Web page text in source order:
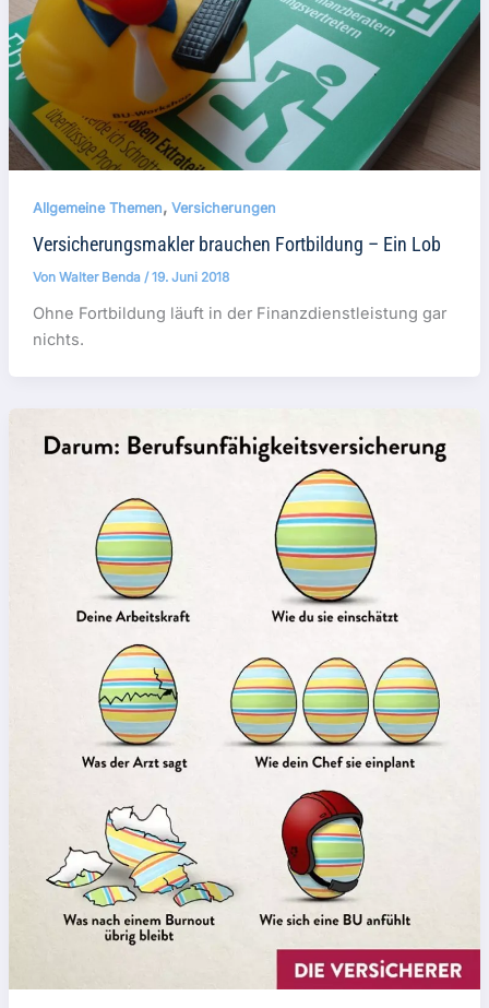
Allgemeine Themen, Versicherungen
Versicherungsmakler brauchen Fortbildung – Ein Lob
Von Walter Benda /19. Juni 2018
Ohne Fortbildung läuft in der Finanzdienstleistung gar
nichts.